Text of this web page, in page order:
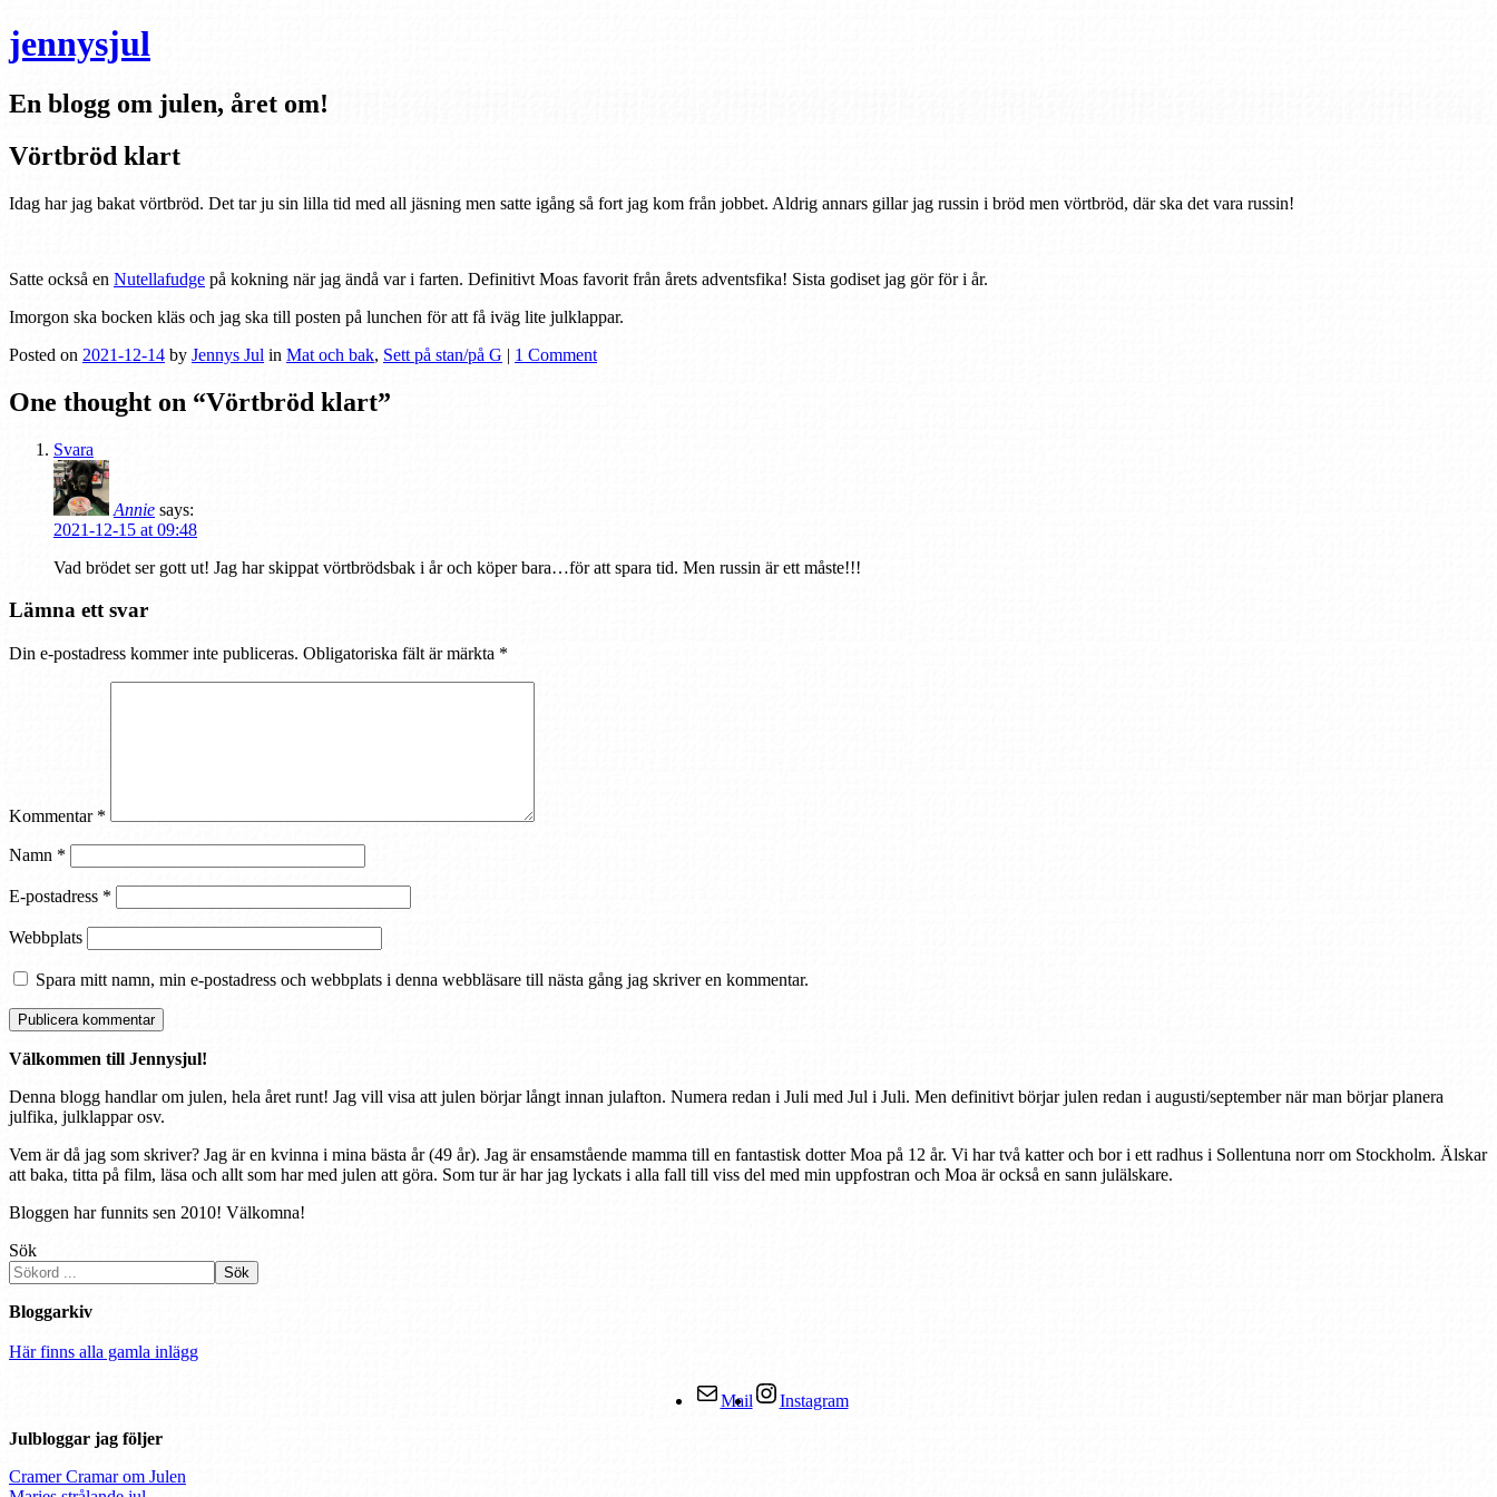
jennysjul
En blogg om julen, året om!
Vörtbröd klart
Idag har jag bakat vörtbröd. Det tar ju sin lilla tid med all jäsning men satte igång så fort jag kom från jobbet. Aldrig annars gillar jag russin i bröd men vörtbröd, där ska det vara russin!
Satte också en Nutellafudge på kokning när jag ändå var i farten. Definitivt Moas favorit från årets adventsfika! Sista godiset jag gör för i år.
Imorgon ska bocken kläs och jag ska till posten på lunchen för att få iväg lite julklappar.
Posted on 2021-12-14 by Jennys Jul in Mat och bak, Sett på stan/på G | 1 Comment
One thought on “Vörtbröd klart”
Svara
Annie says:
2021-12-15 at 09:48
Vad brödet ser gott ut! Jag har skippat vörtbrödsbak i år och köper bara…för att spara tid. Men russin är ett måste!!!
Lämna ett svar
Din e-postadress kommer inte publiceras. Obligatoriska fält är märkta *
Kommentar *
Namn *
E-postadress *
Webbplats
Spara mitt namn, min e-postadress och webbplats i denna webbläsare till nästa gång jag skriver en kommentar.
Välkommen till Jennysjul!
Denna blogg handlar om julen, hela året runt! Jag vill visa att julen börjar långt innan julafton. Numera redan i Juli med Jul i Juli. Men definitivt börjar julen redan i augusti/september när man börjar planera
julfika, julklappar osv.
Vem är då jag som skriver? Jag är en kvinna i mina bästa år (49 år). Jag är ensamstående mamma till en fantastisk dotter Moa på 12 år. Vi har två katter och bor i ett radhus i Sollentuna norr om Stockholm. Älskar
att baka, titta på film, läsa och allt som har med julen att göra. Som tur är har jag lyckats i alla fall till viss del med min uppfostran och Moa är också en sann julälskare.
Bloggen har funnits sen 2010! Välkomna!
Sök
Sök
Bloggarkiv
Här finns alla gamla inlägg
Mail
Instagram
Julbloggar jag följer
Cramer Cramar om Julen